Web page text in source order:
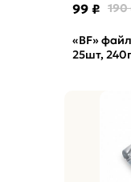
99 ₽ 190
«BF»
25шт,